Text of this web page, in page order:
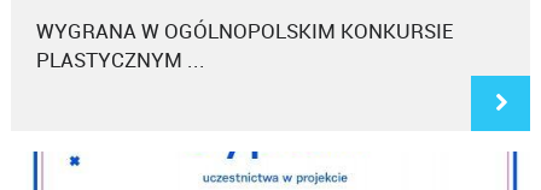
WYGRANA W OGÓLNOPOLSKIM KONKURSIE
PLASTYCZNYM ...